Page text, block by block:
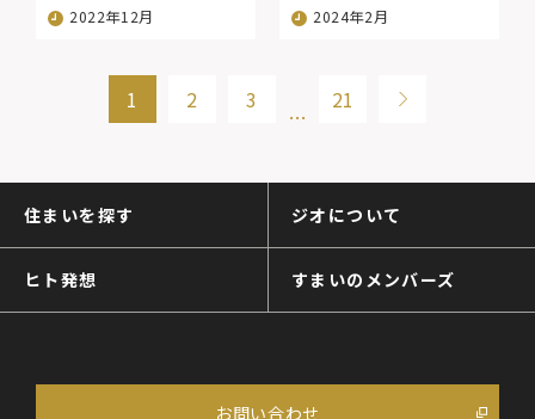
2022年12月
2024年2月
1 2 3
…
21
住まいを探す ジオについて
ヒト発想 すまいのメンバーズ
お問い合わせ